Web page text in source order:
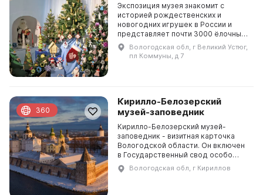
Экспозиция музея знакомит с
историей рождественских и
новогодних игрушек в России и
представляет почти 3000 ёлочных
украшений с начала XX века до
сегодняшнего дня. На ёлочках,
которые кружатся в ви...
Вологодская обл, г Великий Устюг,
пл Коммуны, д 7
Кирилло-Белозерский
музей-заповедник
Кирилло-Белозерский музей-
заповедник - визитная карточка
Вологодской области. Он включен
в Государственный свод особо
ценных объектов культурного
наследия Российской Федерации с
Вологодская обл, г Кириллов
360